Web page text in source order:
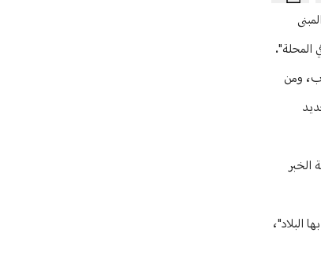
المبنى
المحلة".
ومن
الخبر
البلاد"،